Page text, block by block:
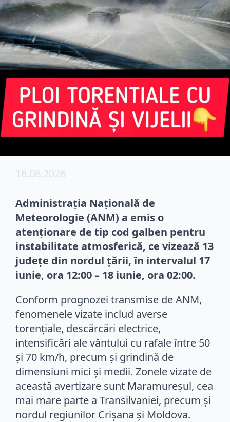
16.06.2026
Administrația Națională de
Meteorologie (ANM) a emis o
atenționare de tip cod galben pentru
instabilitate atmosferică, ce vizează 13
județe din nordul țării, în intervalul 17
iunie, ora 12:00 – 18 iunie, ora 02:00.
Conform prognozei transmise de ANM,
fenomenele vizate includ averse
torențiale, descărcări electrice,
intensificări ale vântului cu rafale între 50
și 70 km/h, precum și grindină de
dimensiuni mici și medii. Zonele vizate de
această avertizare sunt Maramureșul, cea
mai mare parte a Transilvaniei, precum și
nordul regiunilor Crișana și Moldova.